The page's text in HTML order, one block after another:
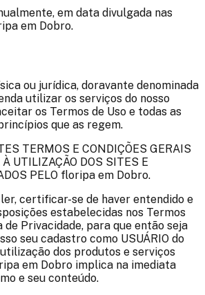
em data divulgada nas
em Dobro.
ou jurídica, doravante denominada
utilizar os serviços do nosso
os Termos de Uso e todas as
que as regem.
TERMOS E CONDIÇÕES GERAIS
UTILIZAÇÃO DOS SITES E
PELO floripa em Dobro.
ler, certificar-se de haver entendido e
estabelecidas nos Termos
de Privacidade, para que então seja
seu cadastro como USUÁRIO do
dos produtos e serviços
em Dobro implica na imediata
e seu conteúdo.